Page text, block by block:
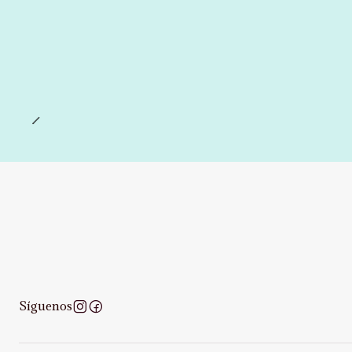
Síguenos